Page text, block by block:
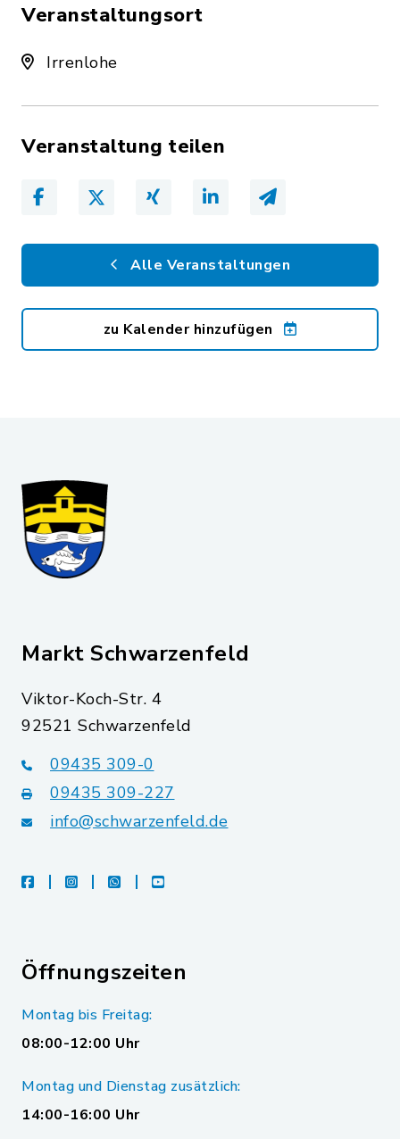
Veranstaltungsort
Irrenlohe
Veranstaltung teilen
Alle Veranstaltungen
zu Kalender hinzufügen
Markt Schwarzenfeld
Viktor-Koch-Str. 4
92521 Schwarzenfeld
09435 309-0
09435 309-227
info@schwarzenfeld.de
facebookinstagramwhatsappyoutube
Öffnungszeiten
Montag bis Freitag:
08:00-12:00 Uhr
Montag und Dienstag zusätzlich:
14:00-16:00 Uhr